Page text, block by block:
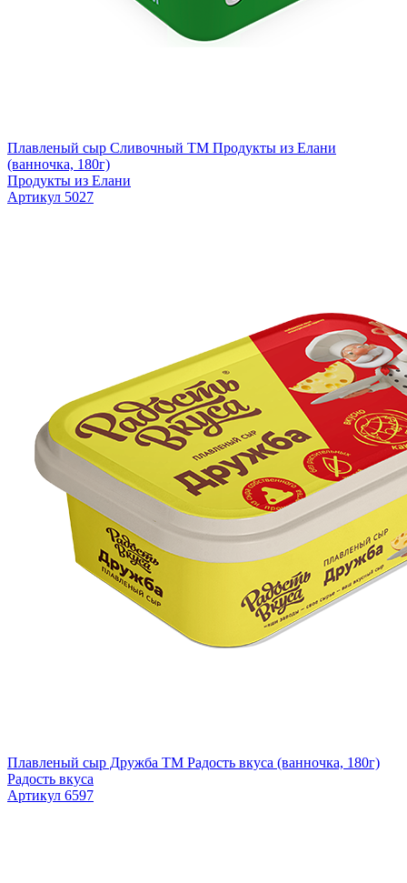
Плавленый сыр Сливочный TM Продукты из Елани
(ванночка, 180г)
Продукты из Елани
Артикул 5027
Плавленый сыр Дружба TM Радость вкуса (ванночка, 180г)
Радость вкуса
Артикул 6597